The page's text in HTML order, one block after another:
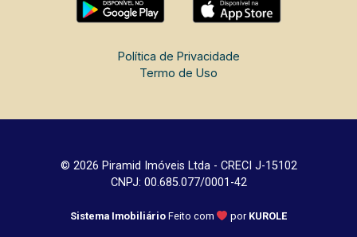
Política de Privacidade
Termo de Uso
© 2026 Piramid Imóveis Ltda - CRECI J-15102
CNPJ: 00.685.077/0001-42
Sistema Imobiliário Feito com por KUROLE